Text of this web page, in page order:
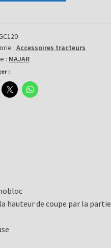
:Accessoires tracteurs
: MAJAR
:
hauteur de coupe par la